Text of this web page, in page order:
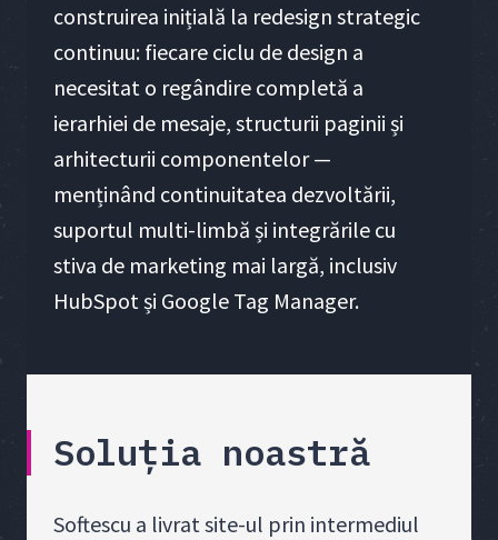
construirea inițială la redesign strategic
continuu: fiecare ciclu de design a
necesitat o regândire completă a
ierarhiei de mesaje, structurii paginii și
arhitecturii componentelor —
menținând continuitatea dezvoltării,
suportul multi-limbă și integrările cu
stiva de marketing mai largă, inclusiv
HubSpot și Google Tag Manager.
Soluția noastră
Softescu a livrat site-ul prin intermediul